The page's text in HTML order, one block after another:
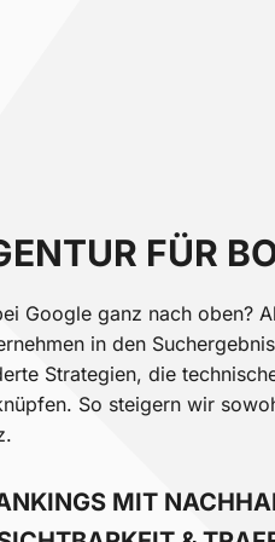
FÜR
Google ganz nach oben?
in den
Strategien, die
So steigern wir
MIT